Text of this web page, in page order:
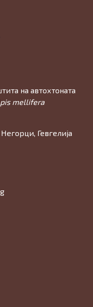
на автохтоната
mellifera
Гевгелија